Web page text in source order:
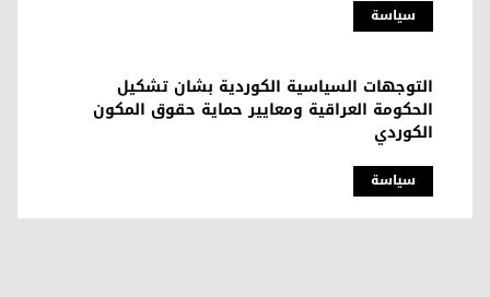
سیاسة
سیاسة
التوجهات السياسية الكوردية بشان تشكيل
الحكومة العراقية ومعايير حماية حقوق المكون
الكوردي